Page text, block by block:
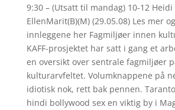
9:30 – (Utsatt til mandag) 10-12 Heidi
EllenMarit(B)(M) (29.05.08) Les mer
innleggene her Fagmiljøer innen
KAFF-prosjektet har satt i gang et
en oversikt over sentrale fagmiljøer
kulturarvfeltet. Volumknappene på
idiotisk nok, rett bak pennen.
hindi bollywood sex en viktig by i